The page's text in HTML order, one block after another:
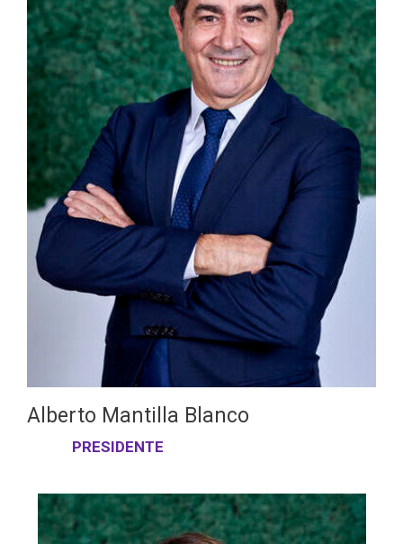
Alberto Mantilla Blanco
PRESIDENTE